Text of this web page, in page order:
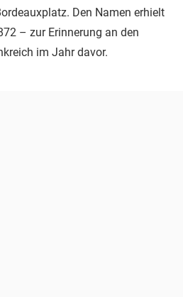
Den Namen erhielt
– zur Erinnerung an den
im Jahr davor.